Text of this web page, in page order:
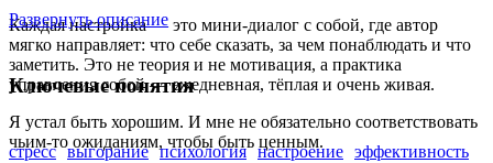
Каждая настройка — это мини-диалог с собой, где автор
мягко направляет: что себе сказать, за чем понаблюдать и что
заметить. Это не теория и не мотивация, а практика
управления собой — ежедневная, тёплая и очень живая.
Я устал быть хорошим. И мне не обязательно соответствовать
чьим-то ожиданиям, чтобы быть ценным.
Развернуть описание
Ключевые понятия
стресс выгорание психология настроение эффективность